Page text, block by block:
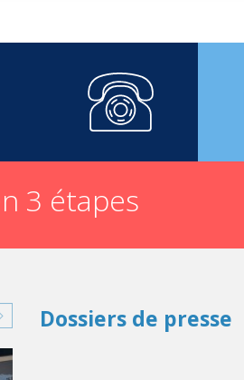
3 étapes
Dossiers de presse